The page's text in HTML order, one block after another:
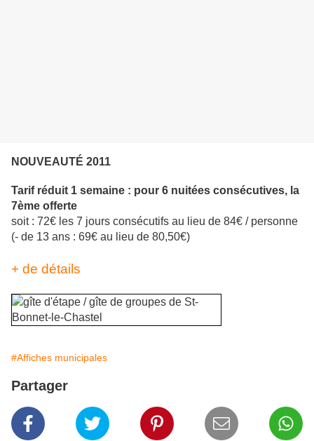
NOUVEAUTÉ 2011
Tarif réduit 1 semaine : pour 6 nuitées consécutives, la
7ème offerte
soit : 72€ les 7 jours consécutifs au lieu de 84€ / personne
(- de 13 ans : 69€ au lieu de 80,50€)
+ de détails
#Affiches municipales
Partager